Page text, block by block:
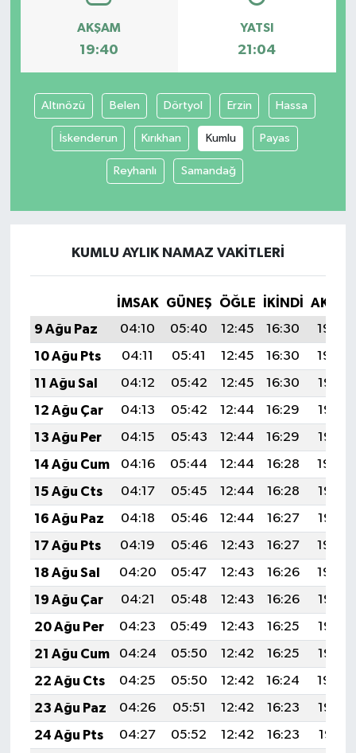
AKŞAM
19:40
YATSI
21:04
Altınözü Belen Dörtyol Erzin Hassa
İskenderun Kırıkhan Kumlu Payas
Reyhanlı Samandağ
KUMLU AYLIK NAMAZ VAKITLERI
İMSAK GÜNEŞ ÖĞLE İKINDI
9 Ağu Paz
04:10 05:40 12:45 16:30
19:40
10 Ağu Pts
04:11 05:41 12:45 16:30
19:39
11 Ağu Sal
04:12 05:42 12:45 16:30
19:37
12 Ağu Çar
04:13 05:42 12:44 16:29
19:36
13 Ağu Per
04:15 05:43 12:44 16:29
19:35
14 Ağu Cum
04:16 05:44 12:44 16:28
19:34
15 Ağu Cts
04:17 05:45 12:44 16:28
19:33
16 Ağu Paz
04:18 05:46 12:44 16:27
19:32
17 Ağu Pts
04:19 05:46 12:43 16:27
19:30
18 Ağu Sal
04:20 05:47 12:43 16:26
19:29
19 Ağu Çar
04:21 05:48 12:43 16:26
19:28
20 Ağu Per
04:23 05:49 12:43 16:25
19:27
21 Ağu Cum
04:24 05:50 12:42 16:25
19:25
22 Ağu Cts
04:25 05:50 12:42 16:24
19:24
23 Ağu Paz
04:26 05:51 12:42 16:23
19:23
24 Ağu Pts
04:27 05:52 12:42 16:23
19:21